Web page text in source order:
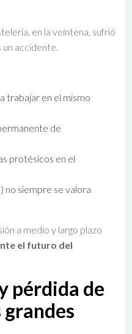
en la veintena, sufrió
un accidente.
trabajar en el mismo
de
protésicos en el
no siempre se valora
a medio y largo plazo
el futuro del
pérdida de
grandes